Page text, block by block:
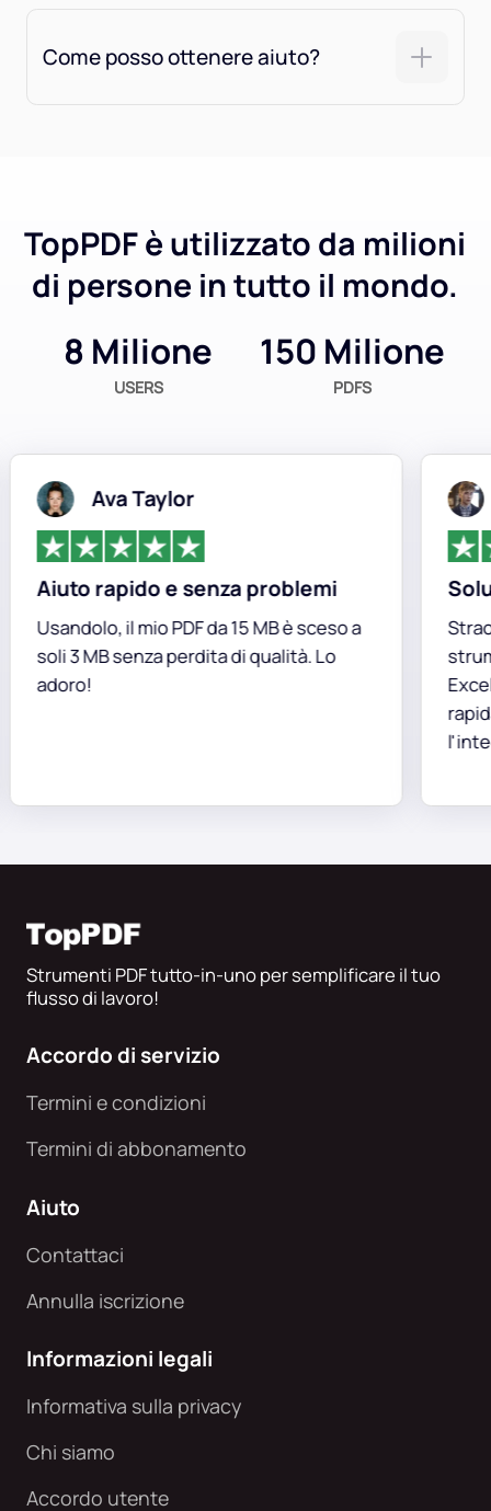
Come posso ottenere aiuto?
TopPDF è utilizzato da milioni
di persone in tutto il mondo.
8 Milione
USERS
150 Milione
PDFS
Ava Taylor
Aiuto rapido e senza problemi
Usandolo, il mio PDF da 15 MB è sceso a
soli 3 MB senza perdita di qualità. Lo
adoro!
Excel
Strumenti PDF tutto-in-uno per semplificare il tuo
flusso di lavoro!
Accordo di servizio
Termini e condizioni
Termini di abbonamento
Aiuto
Contattaci
Annulla iscrizione
Informazioni legali
Informativa sulla privacy
Chi siamo
Accordo utente